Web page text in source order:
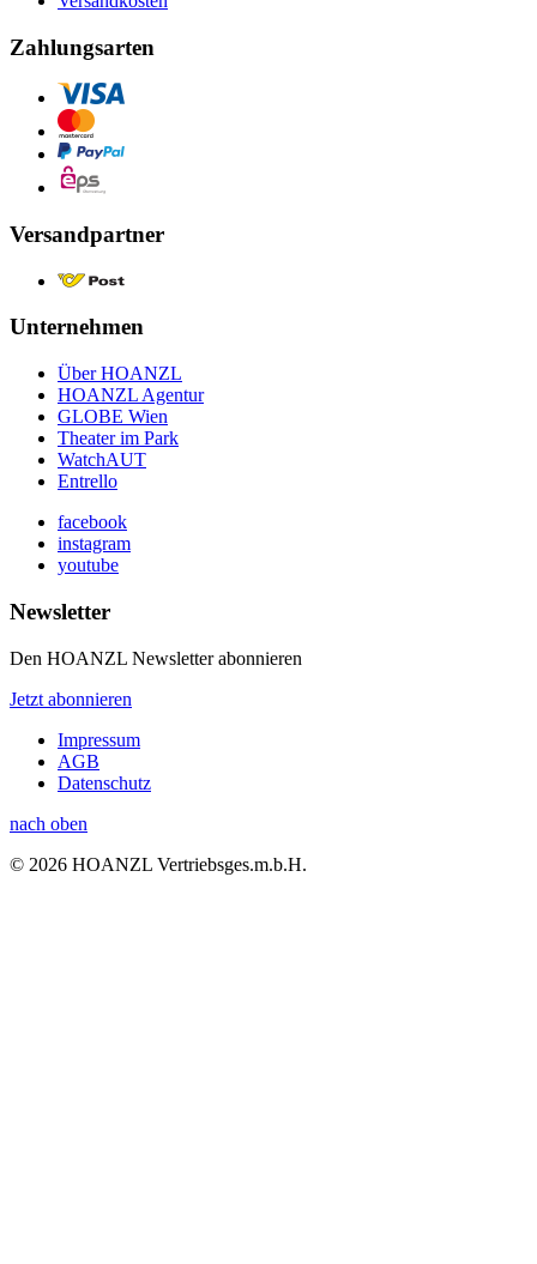
Zahlungsarten
Versandpartner
Unternehmen
Über HOANZL
HOANZL Agentur
GLOBE Wien
Theater im Park
WatchAUT
Entrello
facebook
instagram
youtube
Newsletter
Den HOANZL Newsletter abonnieren
Jetzt abonnieren
Impressum
AGB
Datenschutz
nach oben
© 2026 HOANZL Vertriebsges.m.b.H.